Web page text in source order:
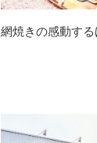
網焼きの感動す